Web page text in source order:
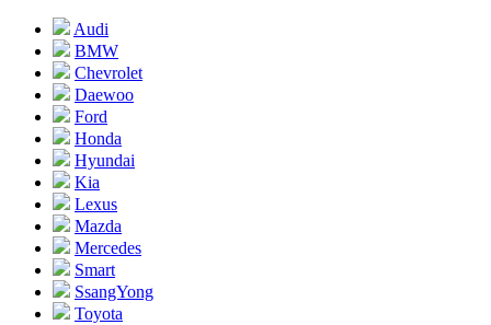
Audi
BMW
Chevrolet
Daewoo
Ford
Honda
Hyundai
Kia
Lexus
Mazda
Mercedes
Smart
SsangYong
Toyota